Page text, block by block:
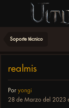
Soporte técnico
realmis
Por yongi
28 de Marzo del 2023